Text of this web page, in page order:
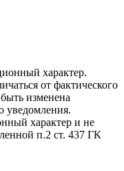
характер.
от фактического
изменена
уведомления.
характер и не
п.2 ст. 437 ГК